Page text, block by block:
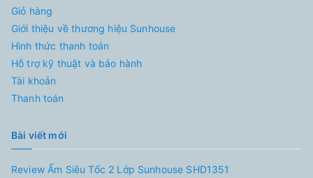
Giỏ hàng
Giới thiệu về thương hiệu Sunhouse
Hình thức thanh toán
Hỗ trợ kỹ thuật và bảo hành
Tài khoản
Thanh toán
Bài viết mới
Review Ấm Siêu Tốc 2 Lớp Sunhouse SHD1351